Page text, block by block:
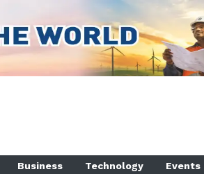
Business Technology Events